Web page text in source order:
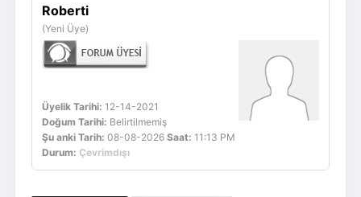
Roberti
(Yeni Üye)
Üyelik Tarihi: 12-14-2021
Doğum Tarihi: Belirtilmemiş
Şu anki Tarih: 08-08-2026 Saat: 11:13 PM
Durum: Çevrimdışı